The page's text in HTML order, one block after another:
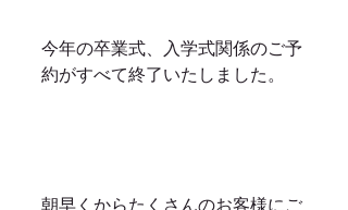
今年の卒業式、入学式関係のご予
約がすべて終了いたしました。
朝早くからたくさんのお客様にご